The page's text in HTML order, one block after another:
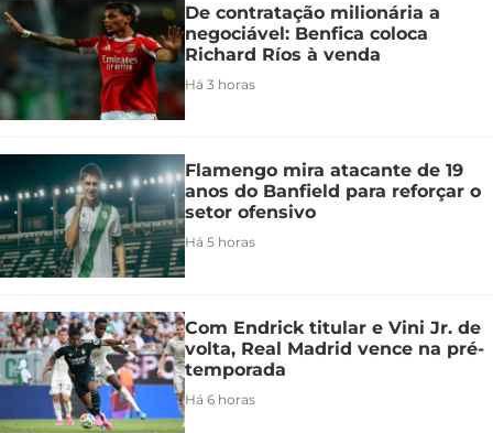
De contratação milionária a
negociável: Benfica coloca
Richard Ríos à venda
Há 3 horas
Flamengo mira atacante de 19
anos do Banfield para reforçar o
setor ofensivo
Há 5 horas
Com Endrick titular e Vini Jr. de
volta, Real Madrid vence na pré-
temporada
Há 6 horas